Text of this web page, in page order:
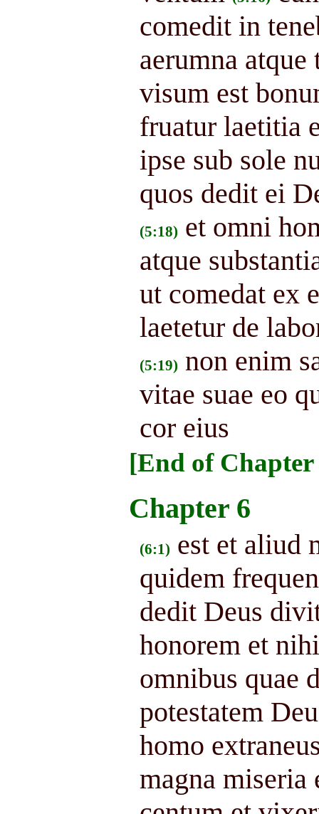
comedit in
aerumna
visum est
fruatur laetitia
ipse sub sole
quos dedit ei
(5:18) et omni
atque
ut comedat ex
laetetur de
(5:19) non enim
vitae suae eo
cor eius
[End of Chapter
Chapter 6
(6:1) est et aliud
quidem
dedit Deus
honorem et
omnibus quae
potestatem
homo
magna miseria